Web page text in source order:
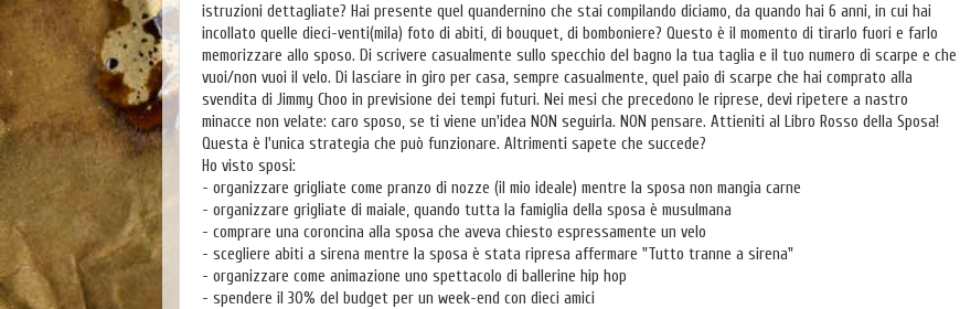
istruzioni dettagliate? Hai presente quel quandernino che stai compilando diciamo, da quando hai 6 anni, in cui hai
incollato quelle dieci-venti(mila) foto di abiti, di bouquet, di bomboniere? Questo è il momento di tirarlo fuori e farlo
memorizzare allo sposo. Di scrivere casualmente sullo specchio del bagno la tua taglia e il tuo numero di scarpe e che
vuoi/non vuoi il velo. Di lasciare in giro per casa, sempre casualmente, quel paio di scarpe che hai comprato alla
svendita di Jimmy Choo in previsione dei tempi futuri. Nei mesi che precedono le riprese, devi ripetere a nastro
minacce non velate: caro sposo, se ti viene un'idea NON seguirla. NON pensare. Attieniti al Libro Rosso della Sposa!
Questa è l'unica strategia che può funzionare. Altrimenti sapete che succede?
Ho visto sposi:
- organizzare grigliate come pranzo di nozze (il mio ideale) mentre la sposa non mangia carne
- organizzare grigliate di maiale, quando tutta la famiglia della sposa è musulmana
- comprare una coroncina alla sposa che aveva chiesto espressamente un velo
- scegliere abiti a sirena mentre la sposa è stata ripresa affermare "Tutto tranne a sirena"
- organizzare come animazione uno spettacolo di ballerine hip hop
- spendere il 30% del budget per un week-end con dieci amici